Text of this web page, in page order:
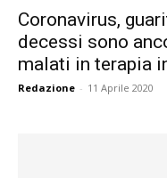
Coronavirus,
decessi sono
malati in terapia
Redazione - 11 Aprile 2020